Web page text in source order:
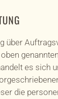
über
es sich
die